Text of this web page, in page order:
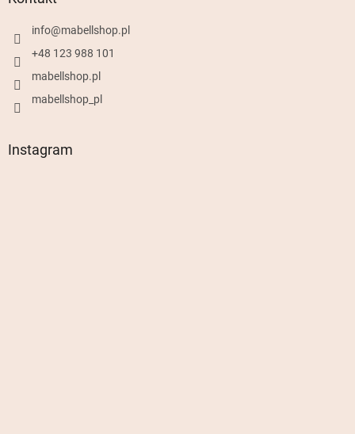
info@mabellshop.pl
+48 123 988 101
mabellshop.pl
mabellshop_pl
Instagram